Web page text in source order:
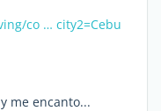
co … city2=Cebu
me encanto...